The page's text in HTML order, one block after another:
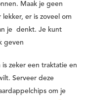
Maak je geen
er is zoveel om
je denkt. Je kunt
geven
is zeker een traktatie en
Serveer deze
om je